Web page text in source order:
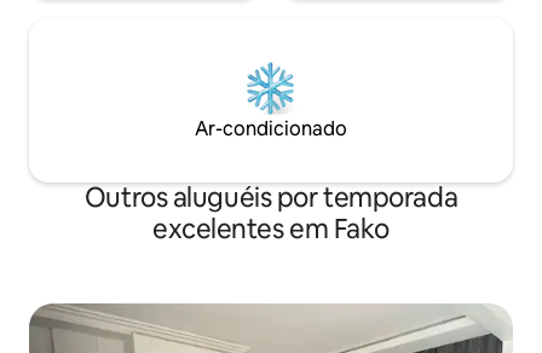
Ar-condicionado
Outros aluguéis por temporada
excelentes em Fako